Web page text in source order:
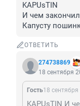
KAPUsTIN
И чем
Капусту
ОТВЕТИТЬ
274738869
18 сентября
Гость18